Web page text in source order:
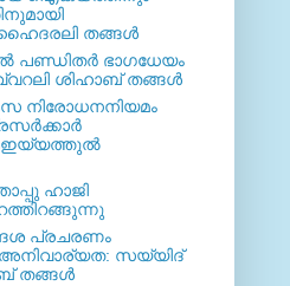
തങ്ങള്‍
പണ്ഡിതര്‍ ഭാഗധേയം
ശിഹാബ് തങ്ങള്‍
നിരോധനനിയമം
ഹാജി
പ്രചരണം
അനിവാര്യത: സയ്യിദ്
തങ്ങള്‍